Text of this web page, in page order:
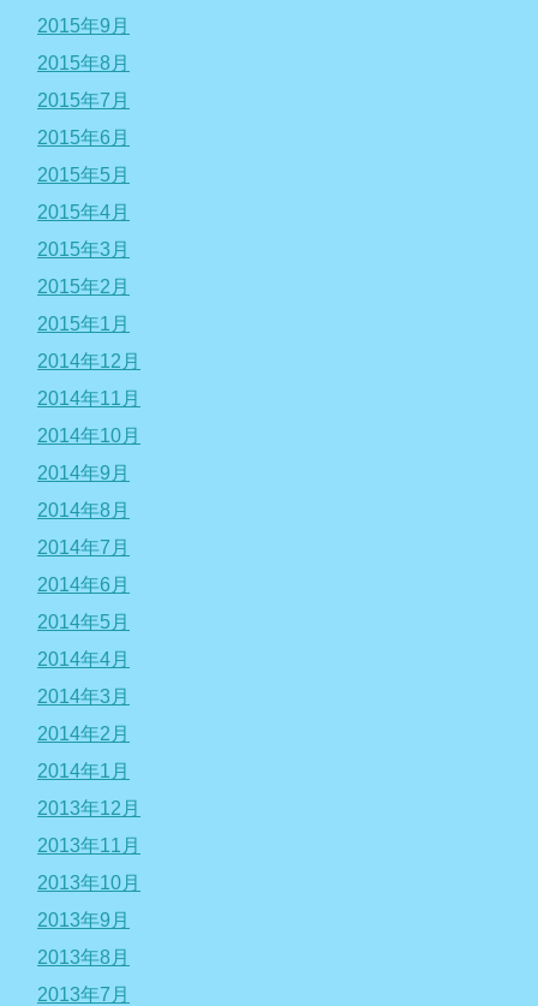
2015年9月
2015年8月
2015年7月
2015年6月
2015年5月
2015年4月
2015年3月
2015年2月
2015年1月
2014年12月
2014年11月
2014年10月
2014年9月
2014年8月
2014年7月
2014年6月
2014年5月
2014年4月
2014年3月
2014年2月
2014年1月
2013年12月
2013年11月
2013年10月
2013年9月
2013年8月
2013年7月